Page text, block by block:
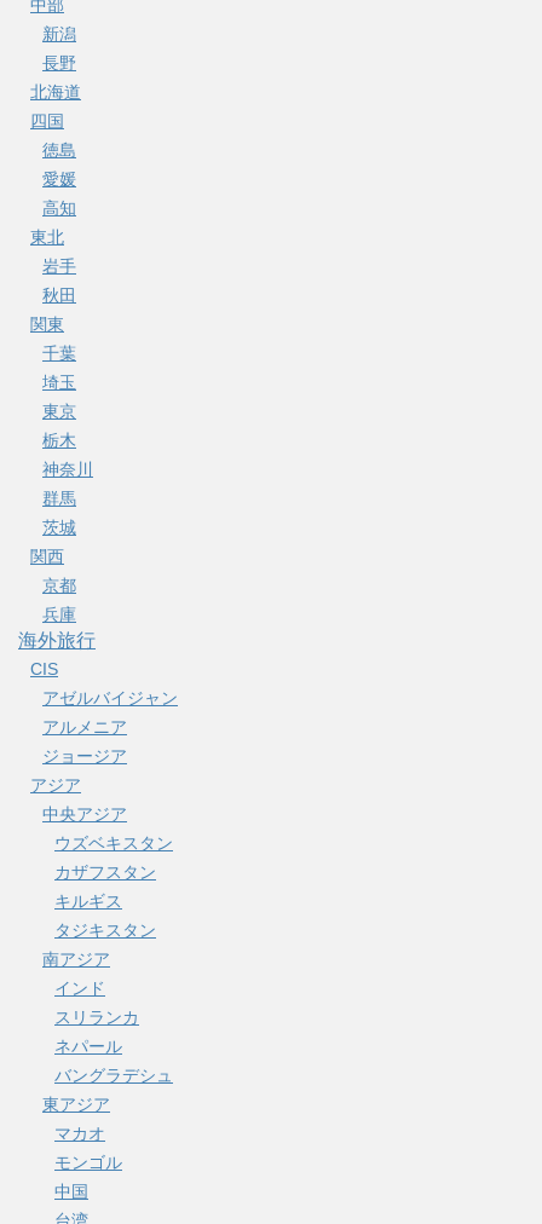
中部
新潟
長野
北海道
四国
徳島
愛媛
高知
東北
岩手
秋田
関東
千葉
埼玉
東京
栃木
神奈川
群馬
茨城
関西
京都
兵庫
海外旅行
CIS
アゼルバイジャン
アルメニア
ジョージア
アジア
中央アジア
ウズベキスタン
カザフスタン
キルギス
タジキスタン
南アジア
インド
スリランカ
ネパール
バングラデシュ
東アジア
マカオ
モンゴル
中国